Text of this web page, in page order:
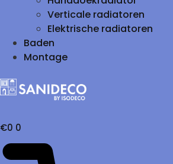
Verticale radiatoren
Elektrische radiatoren
Baden
Montage
€0 0